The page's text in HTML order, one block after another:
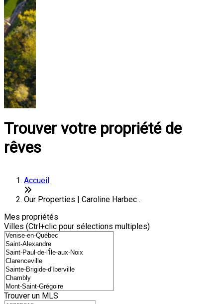
Trouver votre propriété de
rêves
Accueil
Our Properties | Caroline Harbec .
Mes propriétés
Villes (Ctrl+clic pour sélections multiples)
Trouver un MLS